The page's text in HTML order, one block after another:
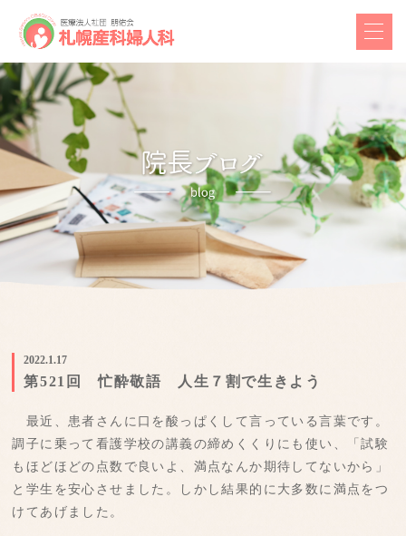
2022.1.17
第521回 忙酔敬語 人生７割で生きよう
最近、患者さんに口を酸っぱくして言っている言葉です。
調子に乗って看護学校の講義の締めくくりにも使い、「試験
もほどほどの点数で良いよ、満点なんか期待してないから」
と学生を安心させました。しかし結果的に大多数に満点をつ
けてあげました。